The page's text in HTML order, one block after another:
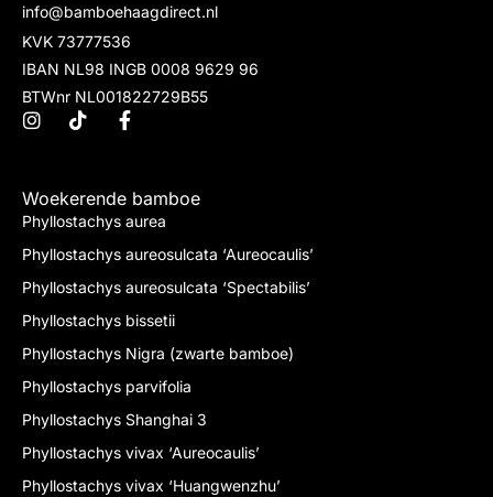
info@bamboehaagdirect.nl
KVK 73777536
IBAN NL98 INGB 0008 9629 96
BTWnr NL001822729B55
Woekerende bamboe
Phyllostachys aurea
Phyllostachys aureosulcata ‘Aureocaulis’
Phyllostachys aureosulcata ‘Spectabilis’
Phyllostachys bissetii
Phyllostachys Nigra (zwarte bamboe)
Phyllostachys parvifolia
Phyllostachys Shanghai 3
Phyllostachys vivax ‘Aureocaulis’
Phyllostachys vivax ‘Huangwenzhu’